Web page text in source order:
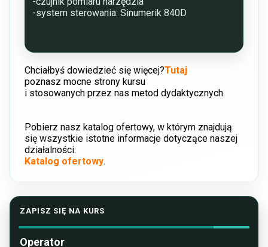
-system sterowania: Sinumerik 840D
Chciałbyś dowiedzieć się więcej?Tutaj
poznasz mocne strony kursu
i stosowanych przez nas metod dydaktycznych.
Pobierz nasz katalog ofertowy, w którym znajdują
się wszystkie istotne informacje dotyczące naszej
działalności:
Katalog ofertowy.
ZAPISZ SIĘ NA KURS
Operator